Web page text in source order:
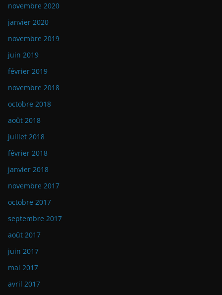
novembre 2020
janvier 2020
novembre 2019
juin 2019
février 2019
novembre 2018
octobre 2018
août 2018
juillet 2018
février 2018
janvier 2018
novembre 2017
octobre 2017
septembre 2017
août 2017
juin 2017
mai 2017
avril 2017